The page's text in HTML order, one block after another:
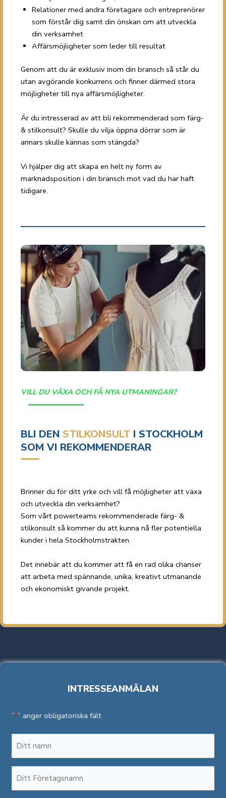
Relationer med andra företagare och entreprenörer
som förstår dig samt din önskan om att utveckla
din verksamhet
Affärsmöjligheter som leder till resultat
Genom att du är exklusiv inom din bransch så står du
utan avgörande konkurrens och finner därmed stora
möjligheter till nya affärsmöjligheter.
Är du intresserad av att bli rekommenderad som färg-
& stilkonsult? Skulle du vilja öppna dörrar som är
annars skulle kännas som stängda?
Vi hjälper dig att skapa en helt ny form av
marknadsposition i din bransch mot vad du har haft
tidigare.
VILL DU VÄXA OCH FÅ NYA UTMANINGAR?
BLI DEN STILKONSULT I STOCKHOLM
SOM VI REKOMMENDERAR
Brinner du för ditt yrke och vill få möjligheter att växa
och utveckla din verksamhet?
Som vårt powerteams rekommenderade färg- &
stilkonsult så kommer du att kunna nå fler potentiella
kunder i hela Stockholmstrakten.
Det innebär att du kommer att få en rad olika chanser
att arbeta med spännande, unika, kreativt utmanande
och ekonomiskt givande projekt.
INTRESSEANMÄLAN
”*” anger obligatoriska fält